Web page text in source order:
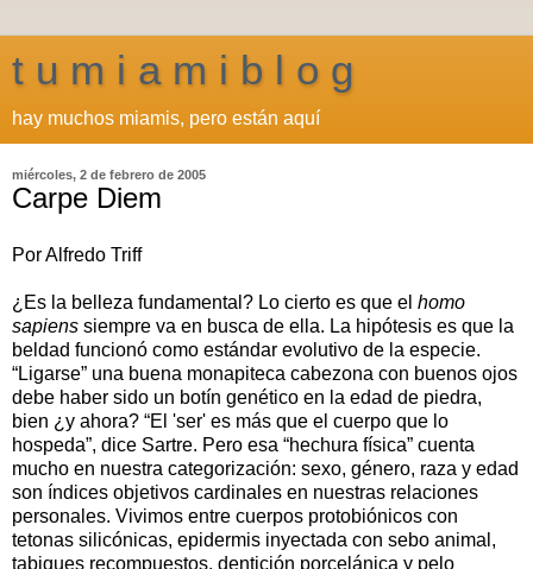
t u m i a m i b l o g
hay muchos miamis, pero están aquí
miércoles, 2 de febrero de 2005
Carpe Diem
Por Alfredo Triff
¿Es la belleza fundamental? Lo cierto es que el homo
sapiens siempre va en busca de ella. La hipótesis es que la
beldad funcionó como estándar evolutivo de la especie.
“Ligarse” una buena monapiteca cabezona con buenos ojos
debe haber sido un botín genético en la edad de piedra,
bien ¿y ahora? “El 'ser' es más que el cuerpo que lo
hospeda”, dice Sartre. Pero esa “hechura física” cuenta
mucho en nuestra categorización: sexo, género, raza y edad
son índices objetivos cardinales en nuestras relaciones
personales. Vivimos entre cuerpos protobiónicos con
tetonas silicónicas, epidermis inyectada con sebo animal,
tabiques recompuestos, dentición porcelánica y pelo